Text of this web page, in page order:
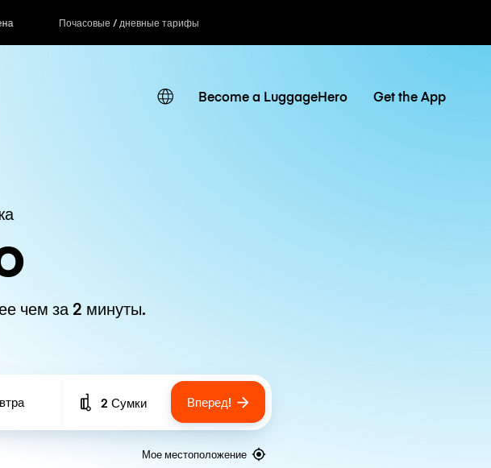
Почасовые / дневные тарифы
Become a LuggageHero Get the App
чем за 2 минуты.
Number of bags
2 Сумки Вперед!
Мое местоположение